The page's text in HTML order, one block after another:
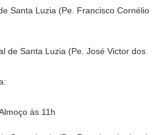
Santa Luzia (Pe. Francisco Cornélio
de Santa Luzia (Pe. José Victor dos
às 11h